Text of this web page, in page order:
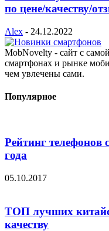
по цене/качеству/
Alex - 24.12.2022
MobNovelty - сайт с
смартфонах и рынке
чем увлечены сами.
Популярное
Рейтинг телефонов
года
05.10.2017
ТОП лучших
качеству